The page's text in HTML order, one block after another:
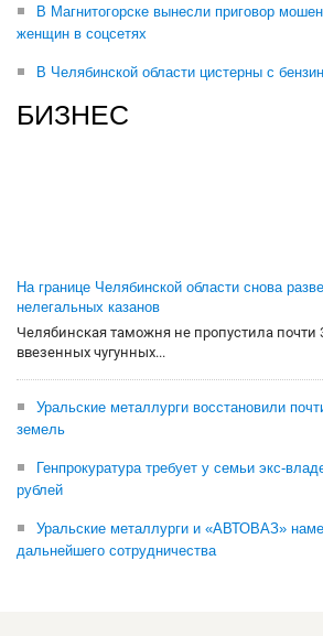
В Магнитогорске вынесли приговор
женщин в соцсетях
В Челябинской области цистерны с
БИЗНЕС
На границе Челябинской области снова
нелегальных казанов
Челябинская таможня не пропустила почти
ввезенных чугунных...
Уральские металлурги восстановили
земель
Генпрокуратура требует у семьи экс-
рублей
Уральские металлурги и «АВТОВАЗ»
дальнейшего сотрудничества